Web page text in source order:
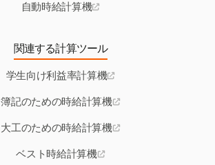
自動時給計算機
関連する計算ツール
学生向け利益率計算機
簿記のための時給計算機
大工のための時給計算機
ベスト時給計算機